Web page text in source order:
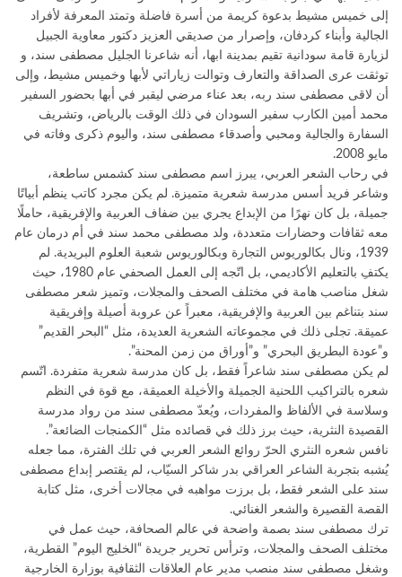
إلى خميس مشيط بدعوة كريمة من أسرة فاضلة وتمتد المعرفة لأفراد
الجالية وأبناء كردفان، وإصرار من صديقي العزيز دكتور معاوية الجبيل
لزيارة قامة سودانية تقيم بمدينة ابها، أنه شاعرنا الجليل مصطفى سند، و
توثقت عرى الصداقة والتعارف وتوالت زياراتي لأبها وخميس مشيط، وإلى
أن لاقى مصطفى سند ربه، بعد عناء مرضي ليقبر في أبها بحضور السفير
محمد أمين الكارب سفير السودان في ذلك الوقت بالرياض، وتشريف
السفارة والجالية ومحبي وأصدقاء مصطفى سند، واليوم ذكرى وفاته في
مايو 2008.
في رحاب الشعر العربي، يبرز اسم مصطفى سند كشمس ساطعة،
وشاعر فريد أسس مدرسة شعرية متميزة. لم يكن مجرد كاتب ينظم أبياتًا
جميلة، بل كان نهرًا من الإبداع يجري بين ضفاف العربية والإفريقية، حاملًا
معه ثقافات وحضارات متعددة، ولد مصطفى محمد سند في أم درمان عام
1939، ونال بكالوريوس التجارة وبكالوريوس شعبة العلوم البريدية. لم
يكتفِ بالتعليم الأكاديمي، بل اتّجه إلى العمل الصحفي عام 1980، حيث
شغل مناصب هامة في مختلف الصحف والمجلات، وتميز شعر مصطفى
سند بتناغم بين العربية والإفريقية، معبراً عن عروبة أصيلة وإفريقية
عميقة. تجلى ذلك في مجموعاته الشعرية العديدة، مثل “البحر القديم”
و”عودة البطريق البحري” و”أوراق من زمن المحنة”.
لم يكن مصطفى سند شاعراً فقط، بل كان مدرسة شعرية متفردة. اتّسم
شعره بالتراكيب اللحنية الجميلة والأخيلة العميقة، مع قوة في النظم
وسلاسة في الألفاظ والمفردات، ويُعدّ مصطفى سند من رواد مدرسة
القصيدة النثرية، حيث برز ذلك في قصائده مثل “الكمنجات الضائعة”.
نافس شعره النثري الحرّ روائع الشعر العربي في تلك الفترة، مما جعله
يُشبه بتجربة الشاعر العراقي بدر شاكر السيّاب، لم يقتصر إبداع مصطفى
سند على الشعر فقط، بل برزت مواهبه في مجالات أخرى، مثل كتابة
القصة القصيرة والشعر الغنائي.
ترك مصطفى سند بصمة واضحة في عالم الصحافة، حيث عمل في
مختلف الصحف والمجلات، وترأس تحرير جريدة “الخليج اليوم” القطرية،
وشغل مصطفى سند منصب مدير عام العلاقات الثقافية بوزارة الخارجية